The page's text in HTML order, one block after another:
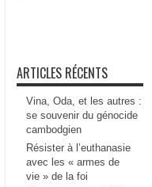
ARTICLES RÉCENTS
Vina, Oda, et les autres :
se souvenir du génocide
cambodgien
Résister à l’euthanasie
avec les « armes de
vie » de la foi